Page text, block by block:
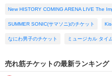
New HISTORY COMING ARENA LIVE The
SUMMER SONIC(サマソニ)のチケット
なにわ男子のチケット ミュージカル タイ
売れ筋チケットの最新ランキング